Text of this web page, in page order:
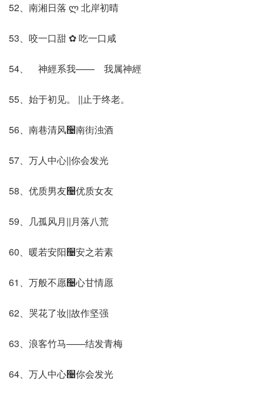
52、南湘日落 ლ 北岸初晴
53、咬一口甜 ✿ 吃一口咸
54、ゝ神經系我——ゝ我属神經
55、始于初见。 ||止于终老。
56、南巷清风઴南街浊酒
57、万人中心||你会发光
58、优质男友઴优质女友
59、几孤风月||月落八荒
60、暖若安阳઴安之若素
61、万般不愿઴心甘情愿
62、哭花了妆||故作坚强
63、浪客竹马——结发青梅
64、万人中心઴你会发光